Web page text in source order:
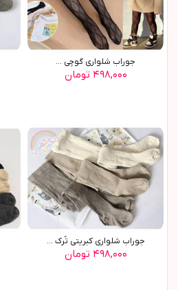
جوراب شلواری گوچی ...
۴۹۸,۰۰۰ تومان
جوراب شلواري کبريتي تُرک ...
۴۹۸,۰۰۰ تومان